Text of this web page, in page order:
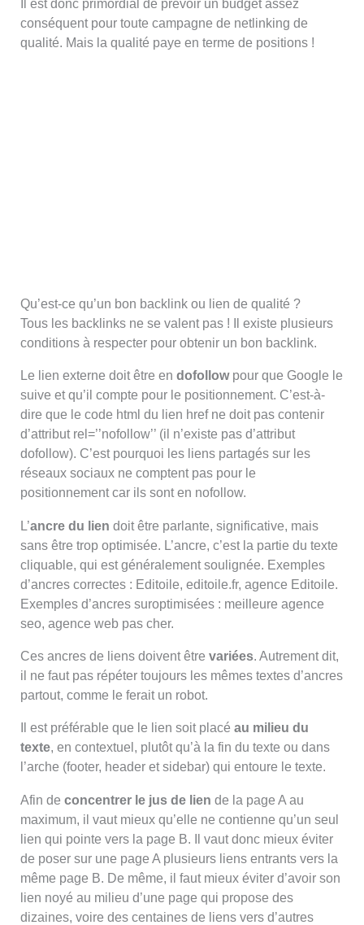
Il est donc primordial de prévoir un budget assez
conséquent pour toute campagne de netlinking de
qualité. Mais la qualité paye en terme de positions !
Qu’est-ce qu’un bon backlink ou lien de qualité ?
Tous les backlinks ne se valent pas ! Il existe plusieurs
conditions à respecter pour obtenir un bon backlink.
Le lien externe doit être endofollowpour que Google le
suive et qu’il compte pour le positionnement. C’est-à-
dire que le code html du lien href ne doit pas contenir
d’attribut rel=’’nofollow’’ (il n’existe pas d’attribut
dofollow). C’est pourquoi les liens partagés sur les
réseaux sociaux ne comptent pas pour le
positionnement car ils sont en nofollow.
L’ancre du liendoit être parlante, significative, mais
sans être trop optimisée. L’ancre, c’est la partie du texte
cliquable, qui est généralement soulignée. Exemples
d’ancres correctes : Editoile, editoile.fr, agence Editoile.
Exemples d’ancres suroptimisées : meilleure agence
seo, agence web pas cher.
Ces ancres de liens doivent êtrevariées. Autrement dit,
il ne faut pas répéter toujours les mêmes textes d’ancres
partout, comme le ferait un robot.
Il est préférable que le lien soit placéau milieu du
texte, en contextuel, plutôt qu’à la fin du texte ou dans
l’arche (footer, header et sidebar) qui entoure le texte.
Afin deconcentrer le jus de lien de la page A au
maximum, il vaut mieux qu’elle ne contienne qu’un seul
lien qui pointe vers la page B. Il vaut donc mieux éviter
de poser sur une page A plusieurs liens entrants vers la
même page B. De même, il faut mieux éviter d’avoir son
lien noyé au milieu d’une page qui propose des
dizaines, voire des centaines de liens vers d’autres